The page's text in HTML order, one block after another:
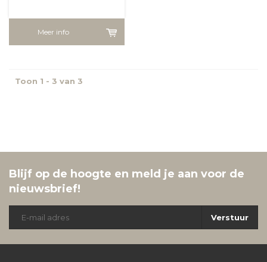
Meer info
Toon 1 - 3 van 3
Blijf op de hoogte en meld je aan voor de
nieuwsbrief!
Verstuur